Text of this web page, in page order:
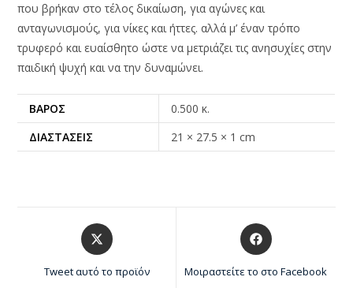
που βρήκαν στο τέλος δικαίωση, για αγώνες και
ανταγωνισμούς, για νίκες και ήττες. αλλά μ’ έναν τρόπο
τρυφερό και ευαίσθητο ώστε να μετριάζει τις ανησυχίες στην
παιδική ψυχή και να την δυναμώνει.
ΒΆΡΟΣ
0.500 κ.
ΔΙΑΣΤΆΣΕΙΣ
21 × 27.5 × 1 cm
Tweet αυτό το προϊόν Μοιραστείτε το στο Facebook